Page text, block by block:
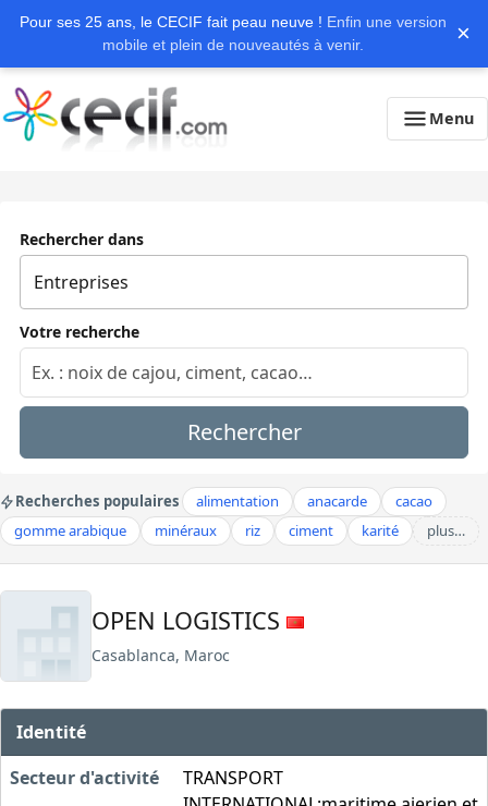
Pour ses 25 ans, le CECIF fait peau neuve ! Enfin une version
mobile et plein de nouveautés à venir.
×
Menu
Rechercher dans
Votre recherche
Rechercher
Recherches populaires alimentation anacarde
cacao
gomme arabique
minéraux riz ciment karité plus…
OPEN LOGISTICS
Casablanca, Maroc
Identité
Secteur d'activité
TRANSPORT